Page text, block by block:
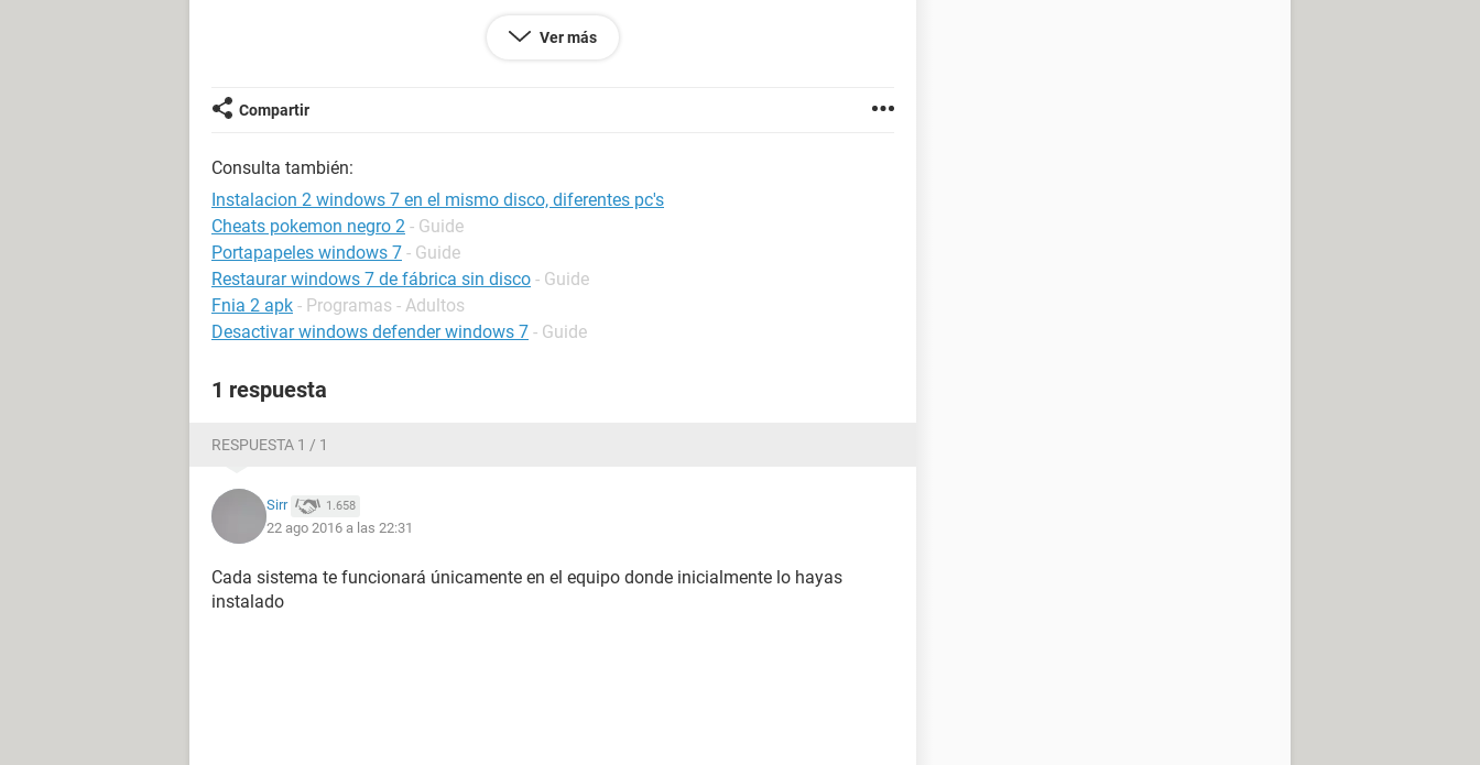
windows 7 en la particion libre, es posible hacerlo?
Si vuelvo a conectar el disco en el DELL me sigue funcionando el sistema operativo de
la particion 1 y asi la particion 2 pero en el lenovo.
Ver más
Compartir
Consulta también:
Instalacion 2 windows 7 en el mismo disco, diferentes pc's
Cheats pokemon negro 2 - Guide
Portapapeles windows 7 - Guide
Restaurar windows 7 de fábrica sin disco - Guide
Fnia 2 apk - Programas - Adultos
Desactivar windows defender windows 7 - Guide
1 respuesta
RESPUESTA 1 / 1
Sirr 1.658
22 ago 2016 a las 22:31
Cada sistema te funcionará únicamente en el equipo donde inicialmente lo hayas
instalado